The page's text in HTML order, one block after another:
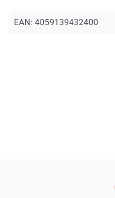
EAN: 4059139432400